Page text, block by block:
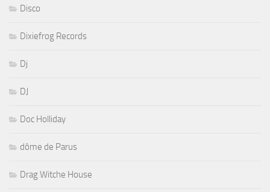
Disco
Dixiefrog Records
Dj
DJ
Doc Holliday
dôme de Parus
Drag Witche House